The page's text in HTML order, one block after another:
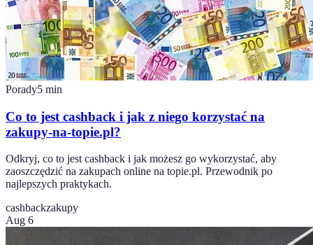
Porady5 min
Co to jest cashback i jak z niego korzystać na
zakupy-na-topie.pl?
Odkryj, co to jest cashback i jak możesz go wykorzystać, aby
zaoszczędzić na zakupach online na topie.pl. Przewodnik po
najlepszych praktykach.
cashbackzakupy
Aug 6